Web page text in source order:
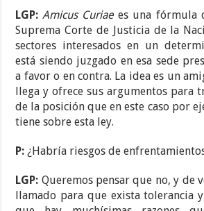
LGP: Amicus Curiaees una fórmula
Suprema Corte de Justicia de la
sectores interesados en un
está siendo juzgado en esa sede
a favor o en contra. La idea es un
llega y ofrece sus argumentos para
de la posición que en este caso por
tiene sobre esta ley.
P: ¿Habría riesgos de
LGP: Queremos pensar que no, y de
llamado para que exista tolerancia